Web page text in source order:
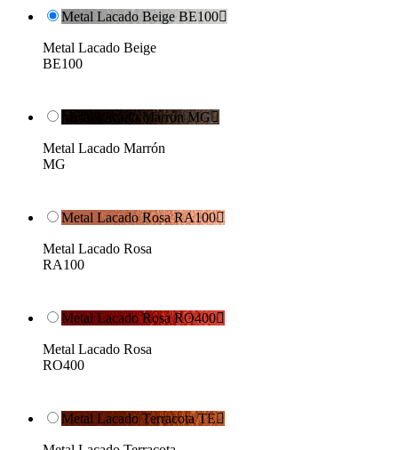
Metal Lacado Beige BE100
Metal Lacado Beige
BE100
Metal Lacado Marrón MG
Metal Lacado Marrón
MG
Metal Lacado Rosa RA100
Metal Lacado Rosa
RA100
Metal Lacado Rosa RO400
Metal Lacado Rosa
RO400
Metal Lacado Terracota TE